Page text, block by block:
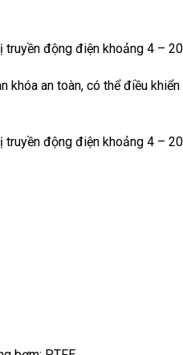
động điện khoảng 4 –
khóa an toàn, có thể điều
động điện khoảng 4 –